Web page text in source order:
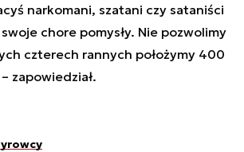
narkomani, szatani czy sataniści
chore pomysły. Nie pozwolimy
czterech rannych położymy 400
zapowiedział.